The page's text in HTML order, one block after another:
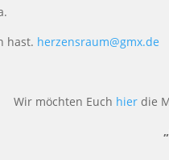
hast. herzensraum@gmx.de
Wir möchten Euch hierdie